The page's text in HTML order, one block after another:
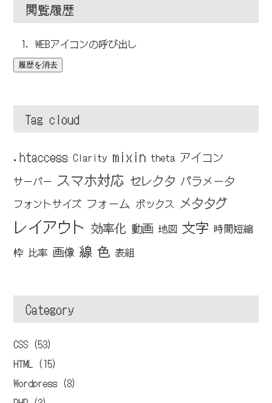
閲覧履歴
WEBアイコンの呼び出し
履歴を消去
Tag cloud
.htaccess Clarity mixin theta アイコン
サーバー スマホ対応 セレクタ パラメータ
フォントサイズ フォーム ボックス メタタグ
レイアウト 効率化 動画 地図 文字 時間短縮
枠 比率 画像 線 色 表組
Category
CSS (53)
HTML (15)
Wordpress (8)